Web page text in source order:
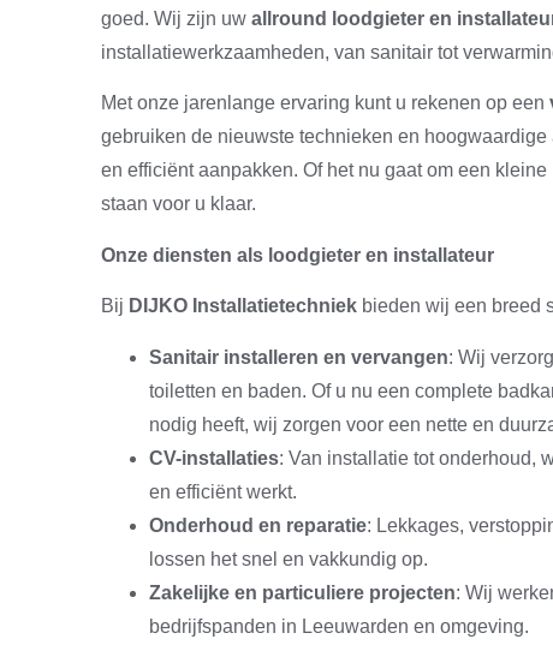
goed. Wij zijn uw allround loodgieter en
installatiewerkzaamheden, van sanitair tot
Met onze jarenlange ervaring kunt u rekenen op een
gebruiken de nieuwste technieken en
en efficiënt aanpakken. Of het nu gaat om een
staan voor u klaar.
Onze diensten als loodgieter en installateur
Bij DIJKO Installatietechniek bieden wij een breed
Sanitair installeren en vervangen: Wij
toiletten en baden. Of u nu een complete
nodig heeft, wij zorgen voor een nette en
CV-installaties: Van installatie tot onderhoud,
en efficiënt werkt.
Onderhoud en reparatie: Lekkages,
lossen het snel en vakkundig op.
Zakelijke en particuliere projecten: Wij
bedrijfspanden in Leeuwarden en omgeving.